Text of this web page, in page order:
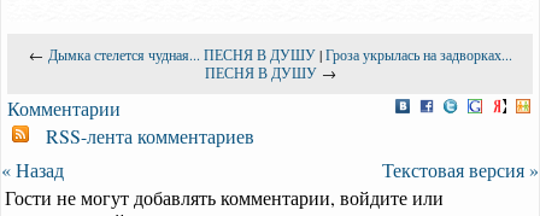
← Дымка стелется чудная... ПЕСНЯ В ДУШУ|Гроза укрылась на задворках...
ПЕСНЯ В ДУШУ→
Комментарии
RSS-лента комментариев
« Назад
Текстовая версия »
Гости не могут добавлять комментарии, войдите или